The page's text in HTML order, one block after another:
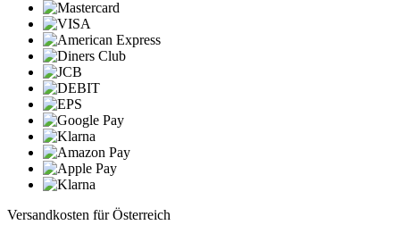
Versandkosten für Österreich